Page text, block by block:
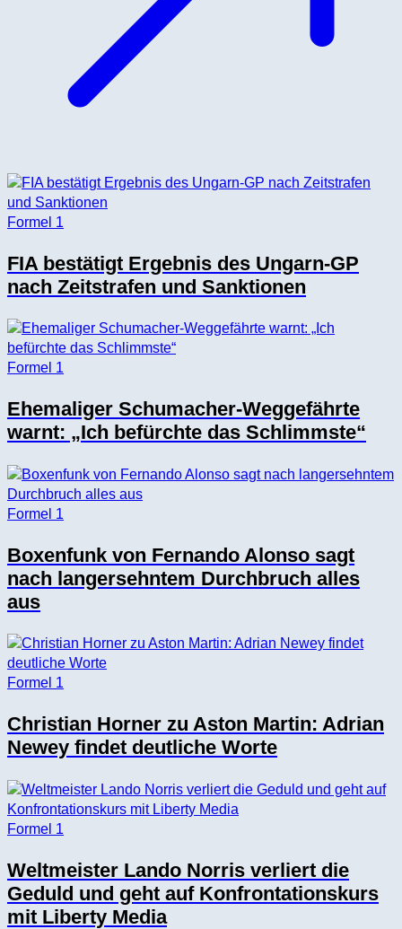
Formel 1
FIA bestätigt Ergebnis des Ungarn-GP
nach Zeitstrafen und Sanktionen
Formel 1
Ehemaliger Schumacher-Weggefährte
warnt: „Ich befürchte das Schlimmste“
Formel 1
Boxenfunk von Fernando Alonso sagt
nach langersehntem Durchbruch alles
aus
Formel 1
Christian Horner zu Aston Martin: Adrian
Newey findet deutliche Worte
Formel 1
Weltmeister Lando Norris verliert die
Geduld und geht auf Konfrontationskurs
mit Liberty Media